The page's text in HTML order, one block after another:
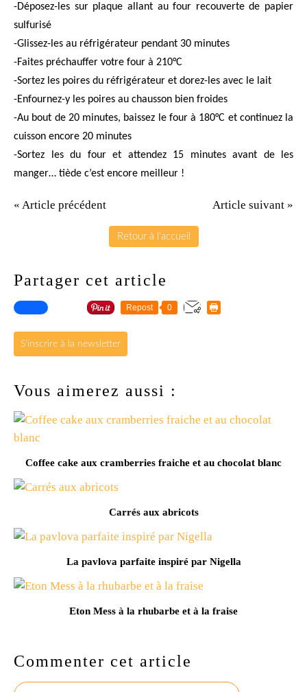
-Déposez-les sur plaque allant au four recouverte de papier
sulfurisé
-Glissez-les au réfrigérateur pendant 30 minutes
-Faites préchauffer votre four à 210°C
-Sortez les poires du réfrigérateur et dorez-les avec le lait
-Enfournez-y les poires au chausson bien froides
-Au bout de 20 minutes, baissez le four à 180°C et continuez la
cuisson encore 20 minutes
-Sortez les du four et attendez 15 minutes avant de les
manger… tiède c’est encore meilleur !
« Article précédent Article suivant »
Retour à l'accueil
Partager cet article
Repost 0
S'inscrire à la newsletter
Vous aimerez aussi :
Coffee cake aux cramberries fraiche et au chocolat blanc
Carrés aux abricots
La pavlova parfaite inspiré par Nigella
Eton Mess à la rhubarbe et à la fraise
Commenter cet article